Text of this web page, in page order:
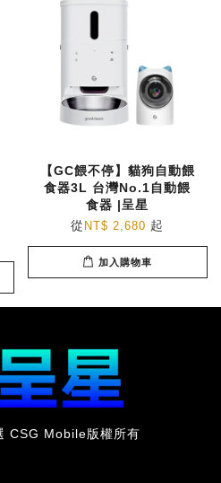
【GC餵不停】貓狗自動餵
食器3L 台灣No.1自動餵
食器 |呈星
從 NT$ 2,680 起
加入購物車
CSG Mobile版權所有